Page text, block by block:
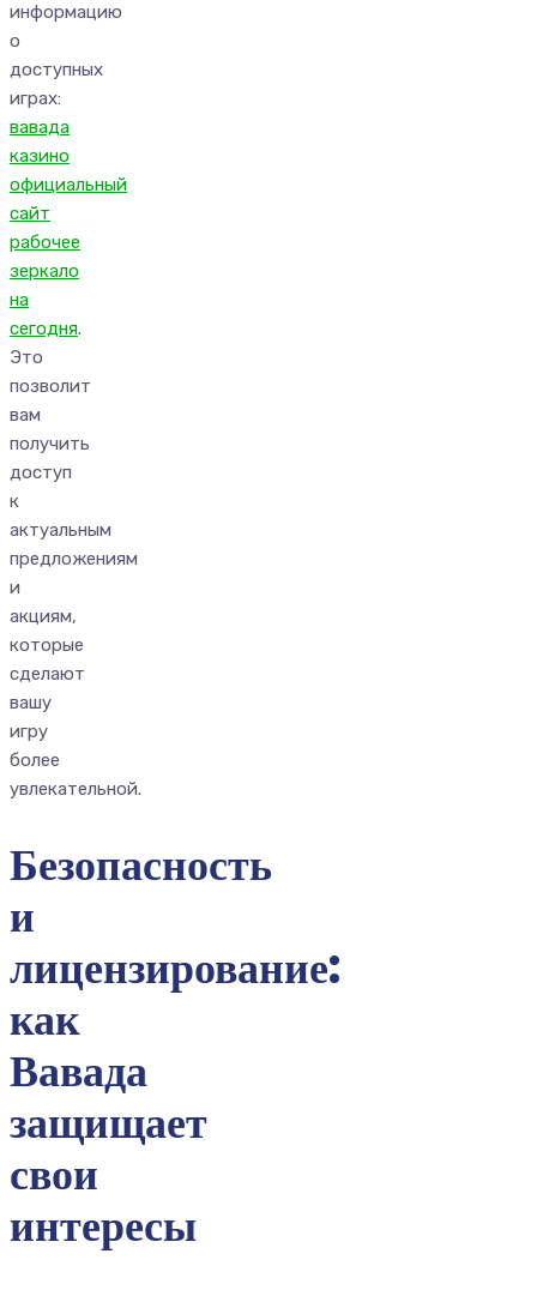
информацию
о
доступных
играх:
вавада
казино
официальный
сайт
рабочее
зеркало
на
сегодня.
Это
позволит
вам
получить
доступ
к
актуальным
предложениям
и
акциям,
которые
сделают
вашу
игру
более
увлекательной.
Безопасность
и
лицензирование:
как
Вавада
защищает
свои
интересы